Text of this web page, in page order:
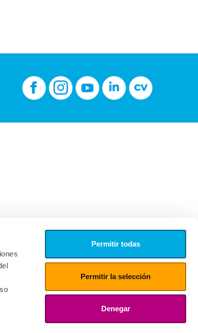
Permitir todas
Permitir la selección
Denegar